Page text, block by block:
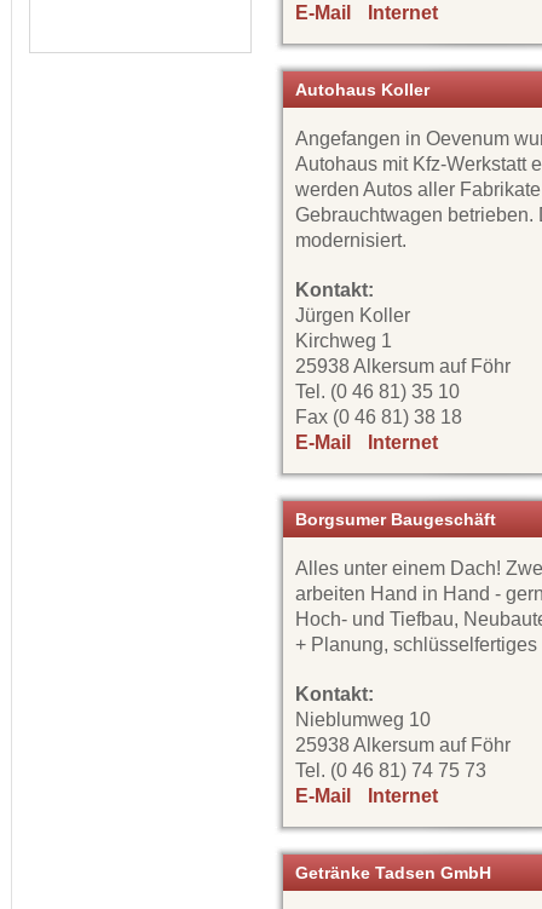
E-Mail
Internet
Autohaus Koller
Angefangen in Oevenum
Autohaus mit Kfz-Werkstatt
werden Autos aller
Gebrauchtwagen
modernisiert.
Kontakt:
Jürgen Koller
Kirchweg 1
25938 Alkersum auf Föhr
Tel. (0 46 81) 35 10
Fax (0 46 81) 38 18
E-Mail
Internet
Borgsumer Baugeschäft
Alles unter einem Dach!
arbeiten Hand in Hand -
Hoch- und Tiefbau,
+ Planung,
Kontakt:
Nieblumweg 10
25938 Alkersum auf Föhr
Tel. (0 46 81) 74 75 73
E-Mail
Internet
Getränke Tadsen GmbH